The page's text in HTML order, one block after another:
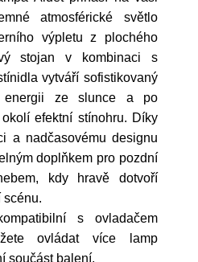
atmosférické světlo
výpletu z plochého
stojan v kombinaci s
vytváří sofistikovaný
energii ze slunce a po
efektní stínohru. Díky
a nadčasovému designu
doplňkem pro pozdní
kdy hravě dotvoří
scénu.
s ovladačem
ovládat více lamp
součást balení.